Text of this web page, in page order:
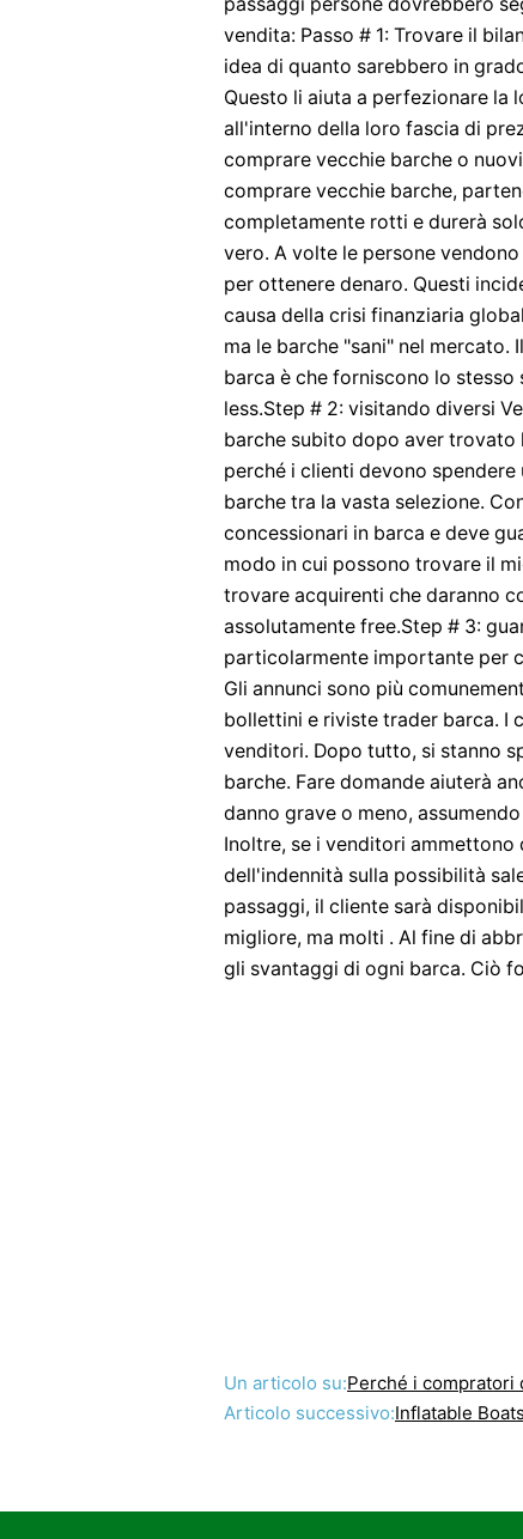
vendita: Passo # 1: Trovare il
idea di quanto sarebbero in
Questo li aiuta a perfezionare la
all'interno della loro fascia di
comprare vecchie barche o
comprare vecchie barche,
completamente rotti e durerà
vero. A volte le persone
per ottenere denaro. Questi
causa della crisi finanziaria
ma le barche "sani" nel
barca è che forniscono lo
less.Step # 2: visitando diversi
barche subito dopo aver trovato
perché i clienti devono
barche tra la vasta selezione.
concessionari in barca e deve
modo in cui possono trovare il
trovare acquirenti che daranno
assolutamente free.Step # 3:
particolarmente importante per
Gli annunci sono più
bollettini e riviste trader barca. I
venditori. Dopo tutto, si stanno
barche. Fare domande aiuterà
danno grave o meno,
Inoltre, se i venditori
dell'indennità sulla possibilità
passaggi, il cliente sarà
migliore, ma molti . Al fine di
gli svantaggi di ogni barca. Ciò
Un articolo su:Perché i compratori
Articolo successivo:Inflatable